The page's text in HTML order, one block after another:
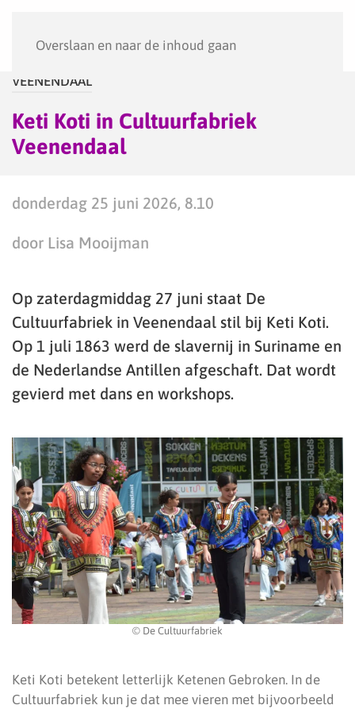
Overslaan en naar de inhoud gaan
VEENENDAAL
Keti Koti in Cultuurfabriek
Veenendaal
donderdag 25 juni 2026, 8.10
door Lisa Mooijman
Op zaterdagmiddag 27 juni staat De
Cultuurfabriek in Veenendaal stil bij Keti Koti.
Op 1 juli 1863 werd de slavernij in Suriname en
de Nederlandse Antillen afgeschaft. Dat wordt
gevierd met dans en workshops.
© De Cultuurfabriek
Keti Koti betekent letterlijk Ketenen Gebroken. In de
Cultuurfabriek kun je dat mee vieren met bijvoorbeeld